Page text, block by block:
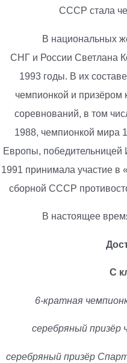
СССР стала
В национальных
СНГ и России Светлана
1993 годы. В их
чемпионкой и
соревнований, в том
1988, чемпионкой мира
Европы, победительницей
1991 принимала участие
сборной СССР
В настоящее
С
6-кратная
серебряный
серебряный призёр